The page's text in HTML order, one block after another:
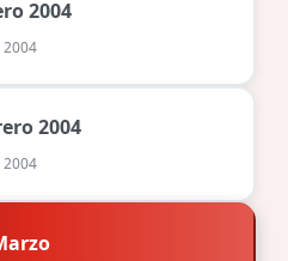
2004
2004
2004
2004